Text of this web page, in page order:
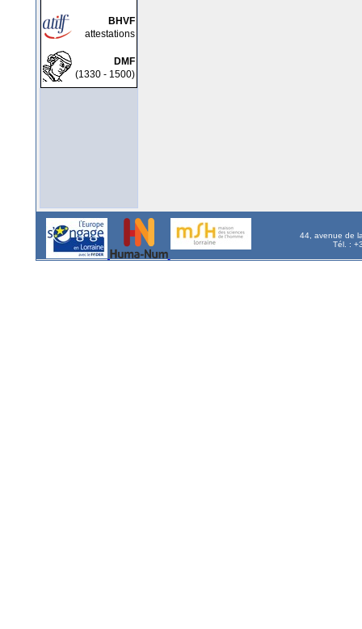
BHVF
attestations
DMF
(1330 - 1500)
44, avenue de
Tél. :